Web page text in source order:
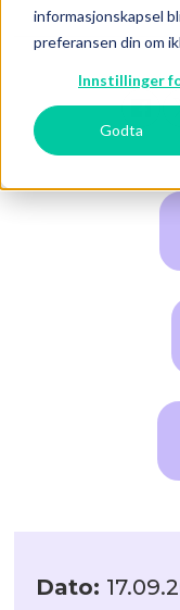
informasjonskapsel
preferansen din om
Innstillinger
Godta
Dato: